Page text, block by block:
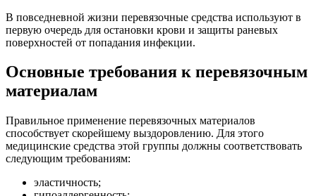
В повседневной жизни перевязочные средства используют в
первую очередь для остановки крови и защиты раневых
поверхностей от попадания инфекции.
Основные требования к перевязочным
материалам
Правильное применение перевязочных материалов
способствует скорейшему выздоровлению. Для этого
медицинские средства этой группы должны соответствовать
следующим требованиям:
эластичность;